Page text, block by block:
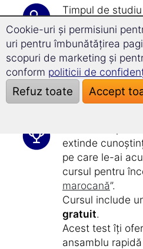
Timpul de
doar
17 minute
Vei fi uimit/ă de
eficient îți poți
cu acest curs!
Cursul pentru
1.800 de
extinde
pe care le-ai
cursul pentru
marocană”.
Cursul include
gratuit.
Acest test îți
ansamblu rapidă
Cookie-uri și permisiuni
uri pentru îmbunătățirea
scopuri de marketing și
conform politicii de
Refuz toate Accept